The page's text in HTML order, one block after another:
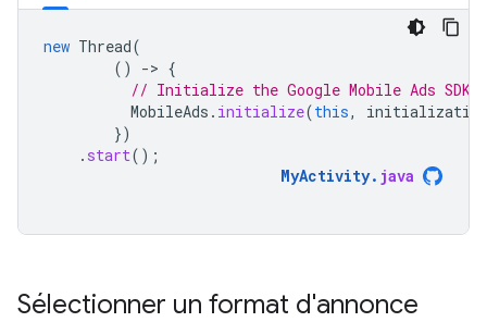
new Thread(
()
-> {
// Initialize the Google Mobile Ads SDK
MobileAds . initialize(this,
})
. start();
MyActivity. java
Sélectionner un format d'annonce